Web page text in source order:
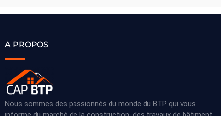
A PROPOS
Nous sommes des passionnés du monde du BTP qui vous